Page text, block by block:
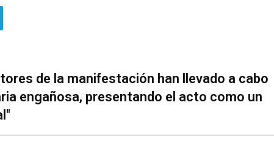
de la manifestación han llevado a cabo
engañosa, presentando el acto como un